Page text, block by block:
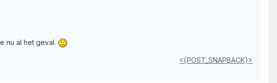
nu al het geval.
<{POST_SNAPBACK}>